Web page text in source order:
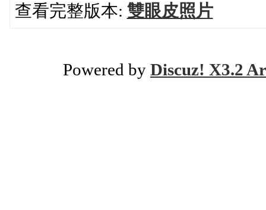
查看完整版本: 雙眼皮照片
Powered by Discuz! X3.2